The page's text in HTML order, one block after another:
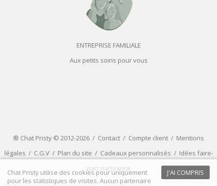
ENTREPRISE FAMILIALE
Aux petits soins pour vous
® Chat Pristy © 2012-2026 / Contact / Compte client / Mentions
légales / C.G.V/ Plan du site / Cadeaux personnalisés / Idées faire-
part naissance
J'AI COMPRIS
Chat Pristy utilise des cookies pour uniquement
pour les statistiques de visites. Aucun partenaire